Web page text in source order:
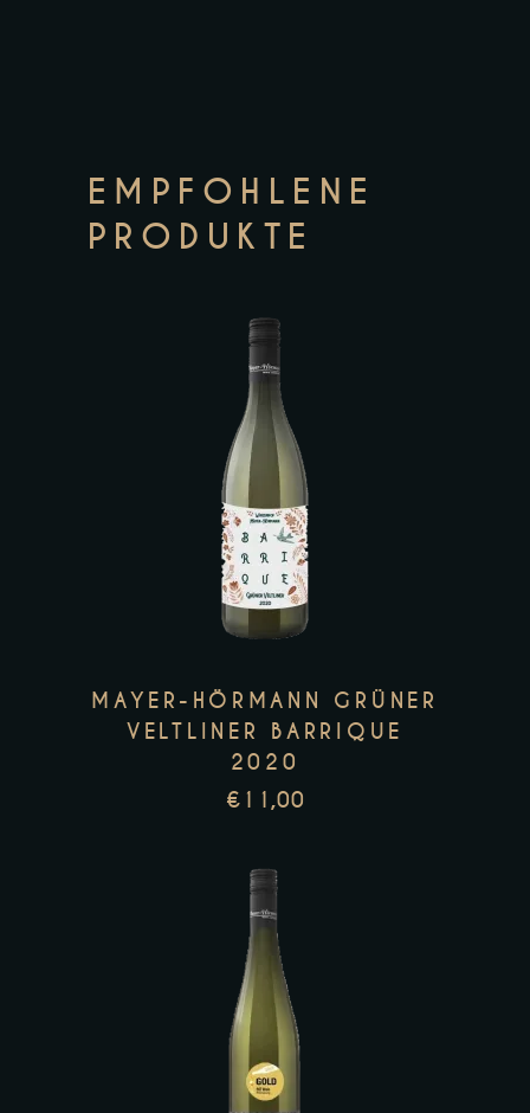
EMPFOHLENE
PRODUKTE
Zur Wunschliste
MAYER-HÖRMANN GRÜNER
VELTLINER BARRIQUE
2020
€ 11,00
Zur Wunschliste